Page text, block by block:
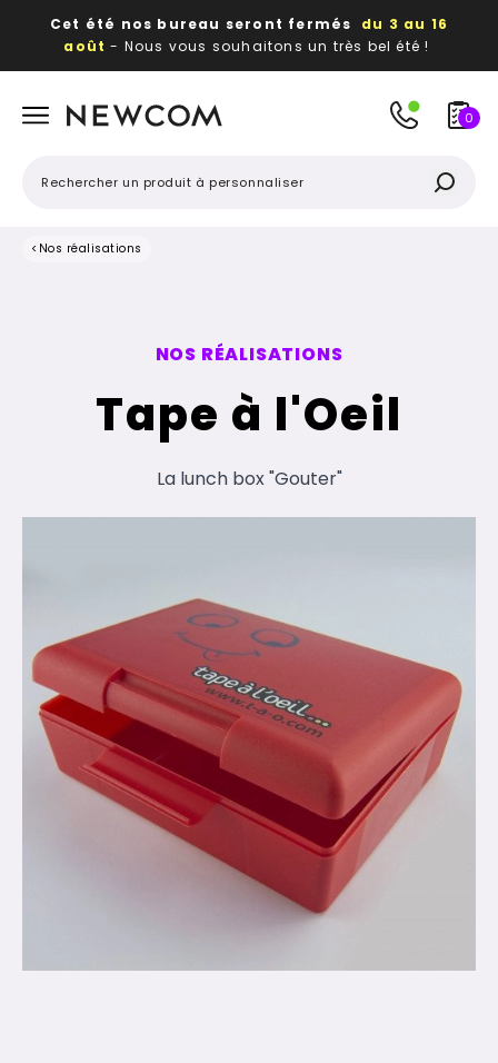
Cet été nos bureau seront fermés du 3 au 16
août - Nous vous souhaitons un très bel été !
publicitaires
0
< Nos réalisations
NOS RÉALISATIONS
Tape à l'Oeil
La lunch box "Gouter"